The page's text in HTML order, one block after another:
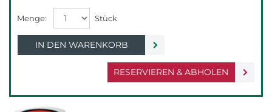
RESERVIEREN & ABHOLEN
IN DEN WARENKORB